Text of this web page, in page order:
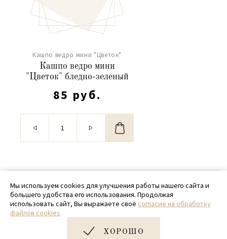
Кашпо ведро мини "Цветок"
Кашпо ведро мини
"Цветок" бледно-зеленый
85 руб.
© 2020 - 2026 SamPack
+ 7 (918) 699-97-87
zakaz@sampack.store
Мы используем cookies для улучшения работы нашего сайта и
большего удобства его использования. Продолжая
использовать сайт, Вы выражаете своё согласие на обработку
файлов cookies
ХОРОШО